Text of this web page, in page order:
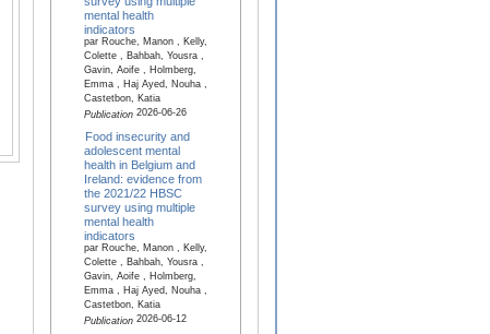
mental health
indicators
par Rouche, Manon , Kelly,
Colette , Bahbah, Yousra ,
Gavin, Aoife , Holmberg,
Emma , Haj Ayed, Nouha ,
Castetbon, Katia
Publication2026-06-26
Food insecurity and
adolescent mental
health in Belgium and
Ireland: evidence from
the 2021/22 HBSC
survey using multiple
mental health
indicators
par Rouche, Manon , Kelly,
Colette , Bahbah, Yousra ,
Gavin, Aoife , Holmberg,
Emma , Haj Ayed, Nouha ,
Castetbon, Katia
Publication2026-06-12